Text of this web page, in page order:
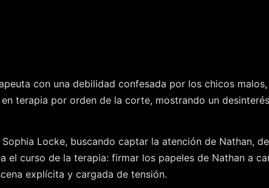
con una debilidad confesada por los chicos
terapia por orden de la corte, mostrando un
Locke, buscando captar la atención de Nathan,
curso de la terapia: firmar los papeles de Nathan a
explícita y cargada de tensión.